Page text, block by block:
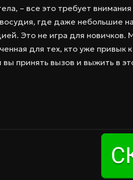
– все это требует
где даже небольшие
Это не игра для новичков.
для тех, кто уже привык
принять вызов и выжить в